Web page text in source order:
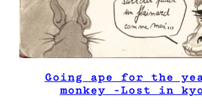
Going ape for the
monkey -Lost in